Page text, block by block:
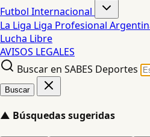
Futbol Internacional
La Liga Liga Profesional
Lucha Libre
AVISOS LEGALES
Buscar en SABES Deportes
Buscar
▲ Búsquedas sugeridas